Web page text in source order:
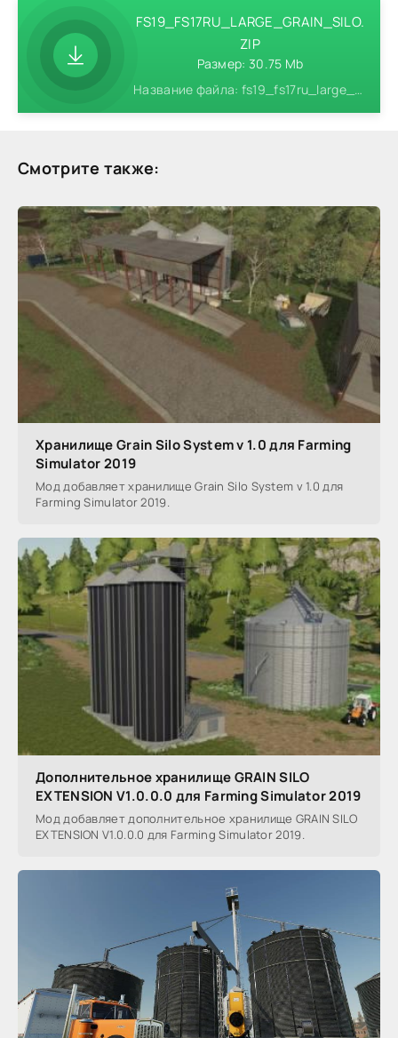
FS19_FS17RU_LARGE_GRAIN_SILO.
ZIP
Размер: 30.75 Mb
Название файла: fs19_fs17ru_large_grain_silo.zip
Смотрите также:
Хранилище Grain Silo System v 1.0 для Farming
Simulator 2019
Мод добавляет хранилище Grain Silo System v 1.0 для
Farming Simulator 2019.
Дополнительное хранилище GRAIN SILO
EXTENSION V1.0.0.0 для Farming Simulator 2019
Мод добавляет дополнительное хранилище GRAIN SILO
EXTENSION V1.0.0.0 для Farming Simulator 2019.